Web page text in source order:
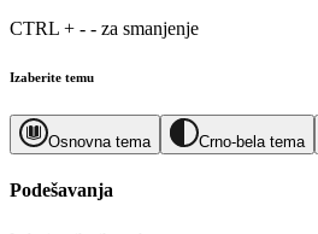
CTRL + - - za smanjenje
Izaberite temu
Osnovna tema Crno-bela tema
Podešavanja